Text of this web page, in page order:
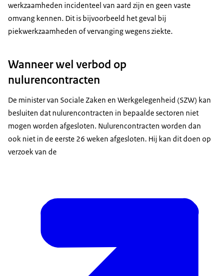
werkzaamheden incidenteel van aard zijn en geen vaste
omvang kennen. Dit is bijvoorbeeld het geval bij
piekwerkzaamheden of vervanging wegens ziekte.
Wanneer wel verbod op
nulurencontracten
De minister van Sociale Zaken en Werkgelegenheid (SZW) kan
besluiten dat nulurencontracten in bepaalde sectoren niet
mogen worden afgesloten. Nulurencontracten worden dan
ook niet in de eerste 26 weken afgesloten. Hij kan dit doen op
verzoek van de